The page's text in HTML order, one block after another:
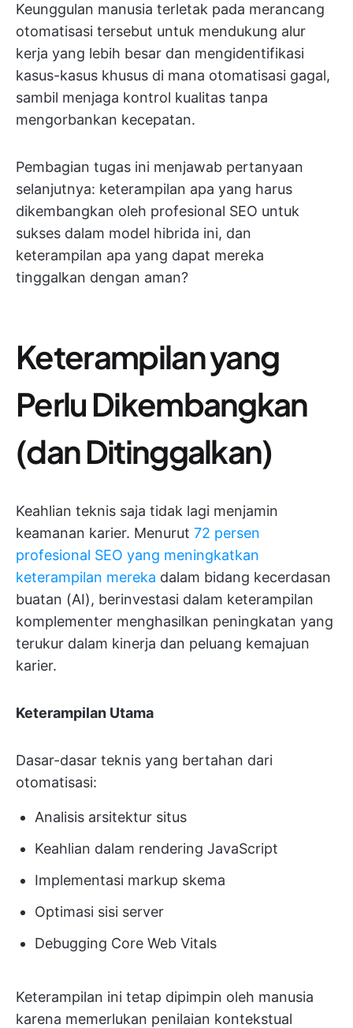
Keunggulan manusia terletak pada merancang
otomatisasi tersebut untuk mendukung alur
kerja yang lebih besar dan mengidentifikasi
kasus-kasus khusus di mana otomatisasi gagal,
sambil menjaga kontrol kualitas tanpa
mengorbankan kecepatan.
Pembagian tugas ini menjawab pertanyaan
selanjutnya: keterampilan apa yang harus
dikembangkan oleh profesional SEO untuk
sukses dalam model hibrida ini, dan
keterampilan apa yang dapat mereka
tinggalkan dengan aman?
Keterampilan yang
Perlu Dikembangkan
(dan Ditinggalkan)
Keahlian teknis saja tidak lagi menjamin
keamanan karier. Menurut 72 persen
profesional SEO yang meningkatkan
keterampilan mereka dalam bidang kecerdasan
buatan (AI), berinvestasi dalam keterampilan
komplementer menghasilkan peningkatan yang
terukur dalam kinerja dan peluang kemajuan
karier.
Keterampilan Utama
Dasar-dasar teknis yang bertahan dari
otomatisasi:
Analisis arsitektur situs
Keahlian dalam rendering JavaScript
Implementasi markup skema
Optimasi sisi server
Debugging Core Web Vitals
Keterampilan ini tetap dipimpin oleh manusia
karena memerlukan penilaian kontekstual